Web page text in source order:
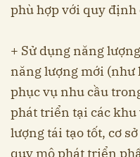
phù hợp với quy định
+ Sử dụng năng
năng lượng mới
phục vụ nhu cầu
phát triển tại các
lượng tái tạo tốt, cơ
quy mô phát triển